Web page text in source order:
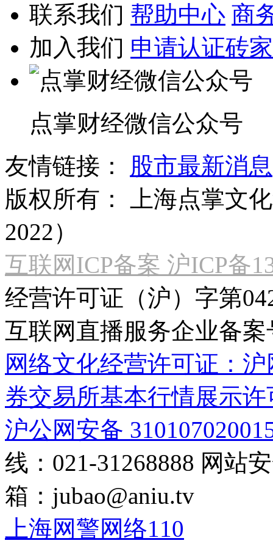
联系我们 帮助中心 商
加入我们 申请认证砖家
点掌财经微信公众号
友情链接：
股市最新消息
版权所有：
上海点掌文
2022）
互联网ICP备案 沪ICP备
经营许可证（沪）字第
互联网直播服务企业备案
网络文化经营许可证：
券交易所基本行情展示许
沪公网安备
线：021-31268888 网站
箱： jubao@aniu.tv
上海网警网络110